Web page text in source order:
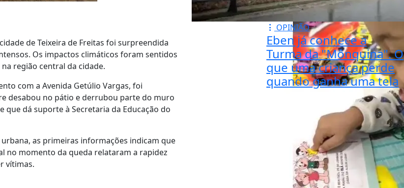
de Teixeira de Freitas foi surpreendida
Os impactos climáticos foram sentidos
região central da cidade.
com a Avenida Getúlio Vargas, foi
desabou no pátio e derrubou parte do muro
dá suporte à Secretaria da Educação do
as primeiras informações indicam que
no momento da queda relataram a rapidez
vítimas.
OPINIÃO
Eben já conhece a
Turma da "Mônquina". O
que uma criança perde
quando ganha uma tela